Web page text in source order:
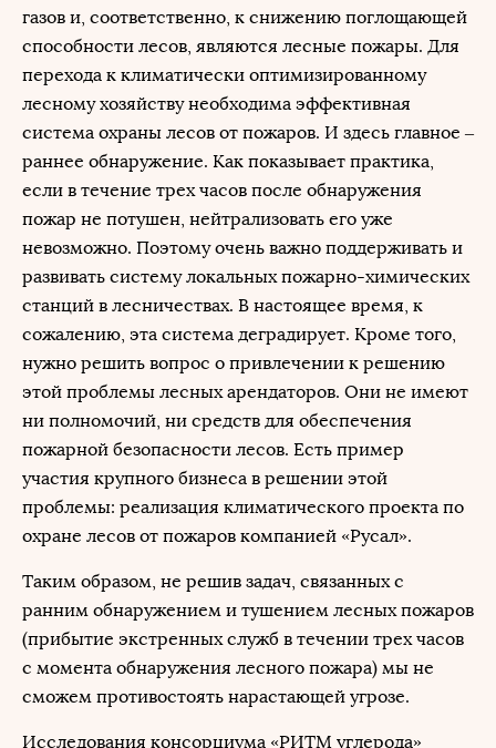
газов и, соответственно, к снижению поглощающей
способности лесов, являются лесные пожары. Для
перехода к климатически оптимизированному
лесному хозяйству необходима эффективная
система охраны лесов от пожаров. И здесь главное –
раннее обнаружение. Как показывает практика,
если в течение трех часов после обнаружения
пожар не потушен, нейтрализовать его уже
невозможно. Поэтому очень важно поддерживать и
развивать систему локальных пожарно-химических
станций в лесничествах. В настоящее время, к
сожалению, эта система деградирует. Кроме того,
нужно решить вопрос о привлечении к решению
этой проблемы лесных арендаторов. Они не имеют
ни полномочий, ни средств для обеспечения
пожарной безопасности лесов. Есть пример
участия крупного бизнеса в решении этой
проблемы: реализация климатического проекта по
охране лесов от пожаров компанией «Русал».
Таким образом, не решив задач, связанных с
ранним обнаружением и тушением лесных пожаров
(прибытие экстренных служб в течении трех часов
с момента обнаружения лесного пожара) мы не
сможем противостоять нарастающей угрозе.
Исследования консорциума «РИТМ углерода»